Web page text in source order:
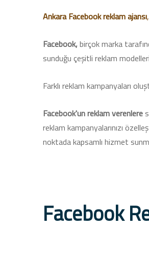
Ankara Facebook reklam ajansı,
Facebook,birçok marka
sunduğu çeşitli reklam
Farklı reklam kampanyaları
Facebook'un reklam verenlere
reklam kampanyalarınızı
noktada kapsamlı hizmet
Facebook